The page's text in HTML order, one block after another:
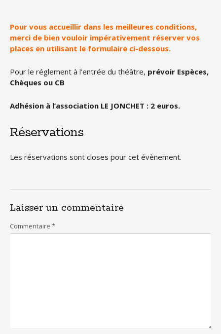
Pour vous accueillir dans les meilleures conditions,
merci de bien vouloir impérativement réserver vos
places en utilisant le formulaire ci-dessous.
Pour le réglement à l’entrée du théâtre, prévoir Espèces,
Chèques ou CB
Adhésion à l’association LE JONCHET : 2 euros.
Réservations
Les réservations sont closes pour cet évènement.
Laisser un commentaire
Commentaire *